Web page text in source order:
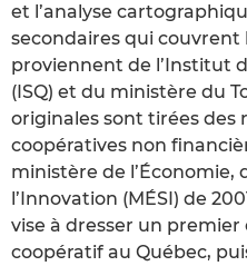
et l’analyse
secondaires qui couvrent
proviennent de l’Institut
(ISQ) et du ministère du
originales sont tirées des
coopératives non
ministère de l’Économie,
l’Innovation (MÉSI) de
vise à dresser un
coopératif au Québec,